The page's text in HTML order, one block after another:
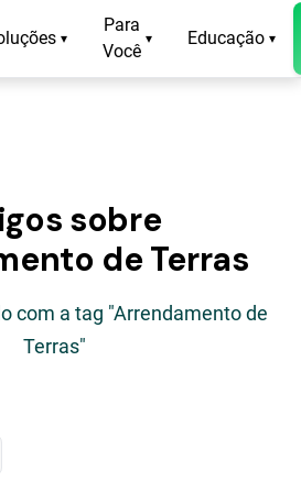
▾
Para
Você
▾ Educação ▾
sobre
de Terras
com a tag "Arrendamento de
Terras"